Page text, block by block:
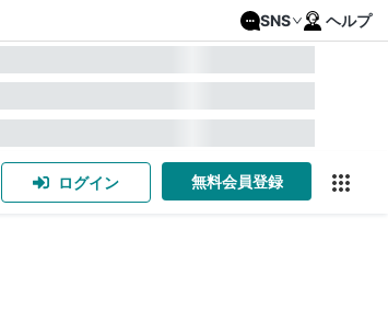
SNS ヘルプ
ログイン 無料会員登録